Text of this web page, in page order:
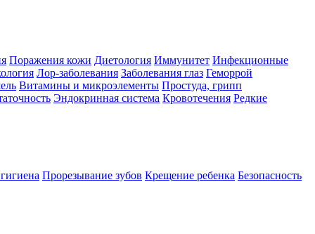
Поражения кожи Диетология Иммунитет Инфекционные
Лор-заболевания Заболевания глаз Геморрой
Витамины и микроэлементы Простуда, грипп
Эндокринная система Кровотечения Редкие
Прорезывание зубов Крещение ребенка Безопасность